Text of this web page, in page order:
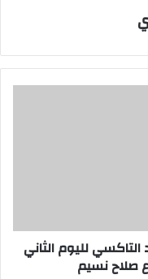
لليوم الثاني
صلاح نسيم